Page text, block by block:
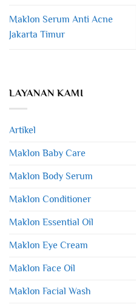
Maklon Serum Anti Acne
Jakarta Timur
LAYANAN KAMI
Artikel
Maklon Baby Care
Maklon Body Serum
Maklon Conditioner
Maklon Essential Oil
Maklon Eye Cream
Maklon Face Oil
Maklon Facial Wash